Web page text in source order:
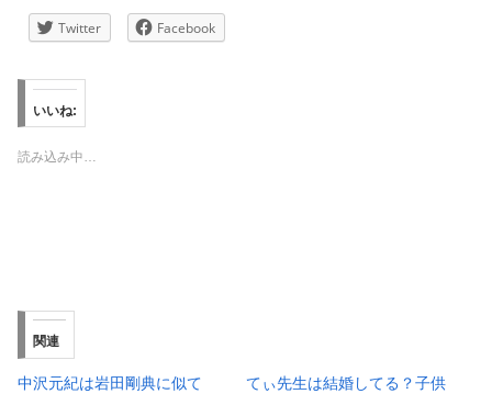
Twitter Facebook
いいね:
読み込み中…
関連
中沢元紀は岩田剛典に似て
てぃ先生は結婚してる？子供